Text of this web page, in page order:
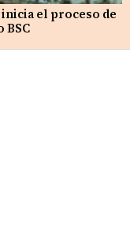
el proceso de
BSC